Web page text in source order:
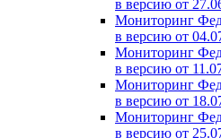
в версию от
Мониторинг
в версию от
Мониторинг
в версию от
Мониторинг
в версию от
Мониторинг
в версию от